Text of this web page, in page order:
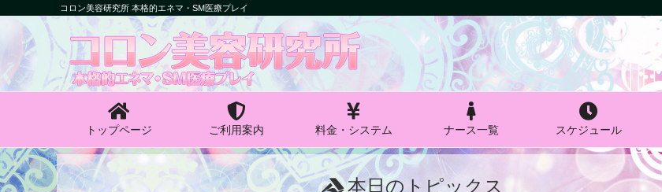
ツ
へ
ッ
プ
コロン美容研究所 本格的エネマ・SM医療プレイ
コロン美容研究所
本格的エネマ・SM医療プレイ
トップページ ご利用案内 料金・システム ナース一覧 スケジュール
本日のトピックス